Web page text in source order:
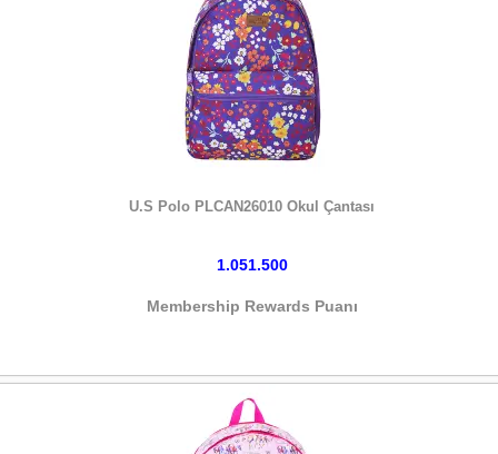
U.S Polo PLCAN26010 Okul Çantası
1.051.500
Membership Rewards Puanı